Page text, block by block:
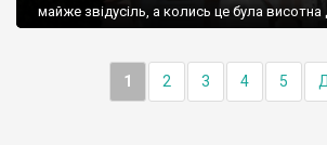
майже звідусіль, а колись це була висотна
1 2 3 4 5